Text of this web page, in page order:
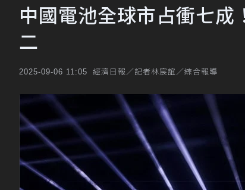
中國電池全球市占衝七
二
2025-09-06 11:05 經濟日報／記者林宸誼／綜合報導